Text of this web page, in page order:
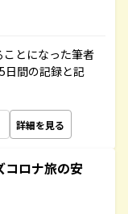
とになった筆者
日間の記録と記
詳細を見る
コロナ旅の安